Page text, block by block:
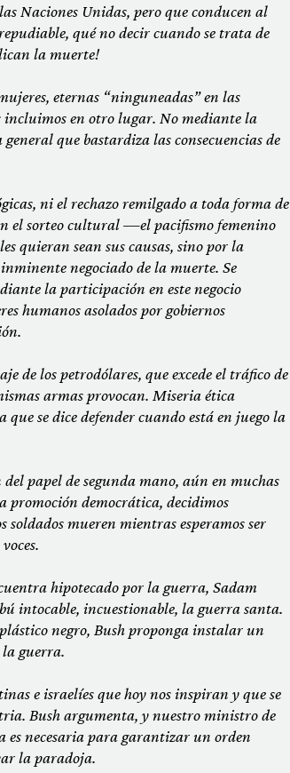
Naciones Unidas, pero que conducen al
qué no decir cuando se trata de
la muerte!
eternas “ninguneadas” en las
incluimos en otro lugar. No mediante la
que bastardiza las consecuencias de
ni el rechazo remilgado a toda forma de
el sorteo cultural —el pacifismo femenino
quieran sean sus causas, sino por la
negociado de la muerte. Se
la participación en este negocio
humanos asolados por gobiernos
de los petrodólares, que excede el tráfico de
armas provocan. Miseria ética
se dice defender cuando está en juego la
papel de segunda mano, aún en muchas
promoción democrática, decidimos
mueren mientras esperamos ser
hipotecado por la guerra, Sadam
intocable, incuestionable, la guerra santa.
plástico negro, Bush proponga instalar un
la guerra.
e israelíes que hoy nos inspiran y que se
Bush argumenta, y nuestro ministro de
es necesaria para garantizar un orden
la paradoja.